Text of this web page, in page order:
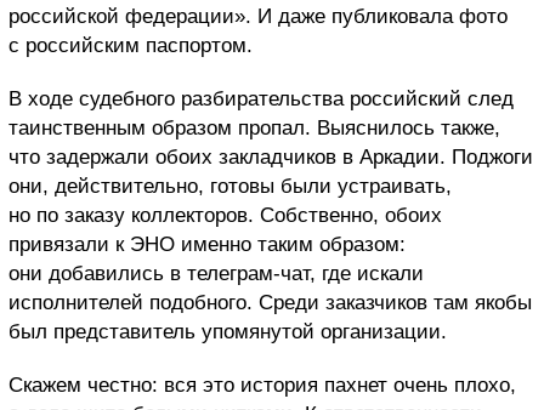
российской федерации». И даже публиковала фото
с российским паспортом.
В ходе судебного разбирательства российский след
таинственным образом пропал. Выяснилось также,
что задержали обоих закладчиков в Аркадии. Поджоги
они, действительно, готовы были устраивать,
но по заказу коллекторов. Собственно, обоих
привязали к ЭНО именно таким образом:
они добавились в телеграм-чат, где искали
исполнителей подобного. Среди заказчиков там якобы
был представитель упомянутой организации.
Скажем честно: вся это история пахнет очень плохо,